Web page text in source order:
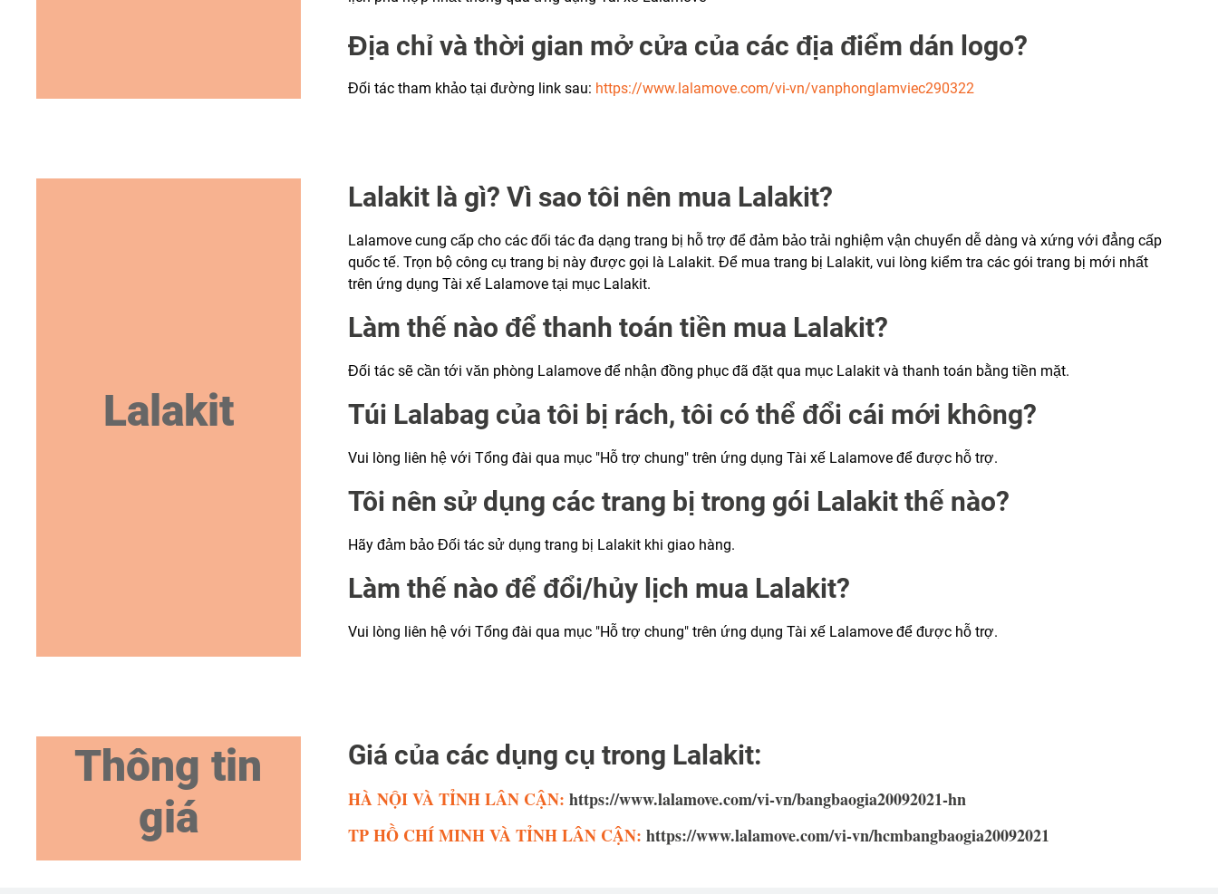
Địa chỉ và thời gian mở cửa của các địa điểm dán logo?
Đối tác tham khảo tại đường link sau: https://www.lalamove.com/vi-vn/vanphonglamviec290322
Lalakit
Lalakit là gì? Vì sao tôi nên mua Lalakit?
Lalamove cung cấp cho các đối tác đa dạng trang bị hỗ trợ để đảm bảo trải nghiệm vận chuyển dễ dàng và xứng với đẳng cấp
quốc tế. Trọn bộ công cụ trang bị này được gọi là Lalakit. Để mua trang bị Lalakit, vui lòng kiểm tra các gói trang bị mới nhất
trên ứng dụng Tài xế Lalamove tại mục Lalakit.
Làm thế nào để thanh toán tiền mua Lalakit?
Đối tác sẽ cần tới văn phòng Lalamove để nhận đồng phục đã đặt qua mục Lalakit và thanh toán bằng tiền mặt.
Túi Lalabag của tôi bị rách, tôi có thể đổi cái mới không?
Vui lòng liên hệ với Tổng đài qua mục "Hỗ trợ chung" trên ứng dụng Tài xế Lalamove để được hỗ trợ.
Tôi nên sử dụng các trang bị trong gói Lalakit thế nào?
Hãy đảm bảo Đối tác sử dụng trang bị Lalakit khi giao hàng.
Làm thế nào để đổi/hủy lịch mua Lalakit?
Vui lòng liên hệ với Tổng đài qua mục "Hỗ trợ chung" trên ứng dụng Tài xế Lalamove để được hỗ trợ.
Thông tin
giá
Giá của các dụng cụ trong Lalakit:
HÀ NỘI VÀ TỈNH LÂN CẬN:https://www.lalamove.com/vi-vn/bangbaogia20092021-hn
TP HỒ CHÍ MINH VÀ TỈNH LÂN CẬN:https://www.lalamove.com/vi-vn/hcmbangbaogia20092021